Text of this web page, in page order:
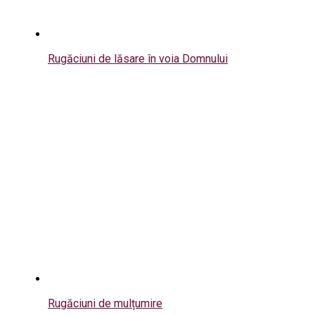
Rugăciuni de lăsare în voia Domnului
Rugăciuni de mulțumire